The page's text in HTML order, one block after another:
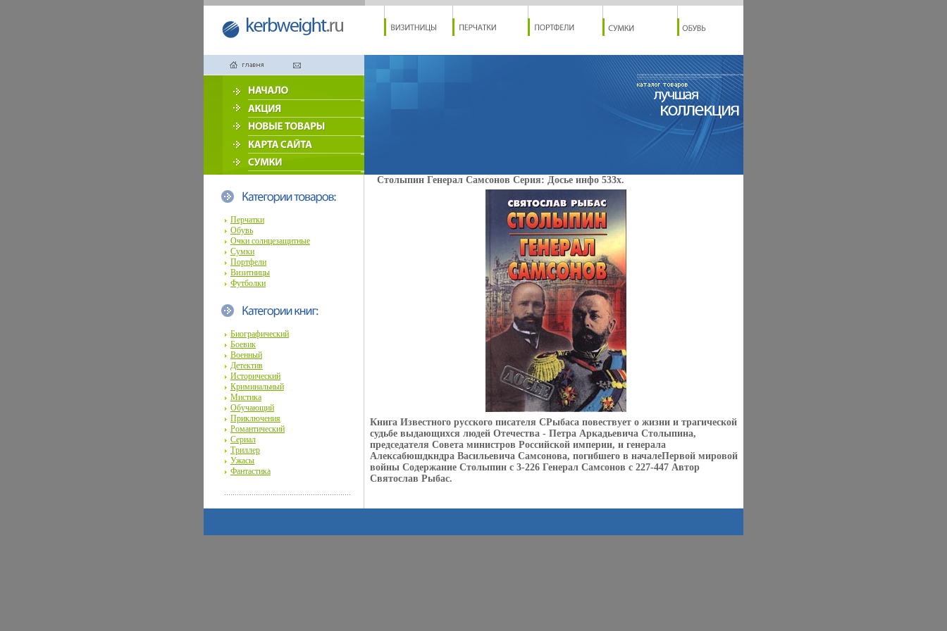
Перчатки
Обувь
Очки солнцезащитные
Сумки
Портфели
Визитницы
Футболки
Столыпин Генерал Самсонов Серия: Досье инфо 533x.
Книга Известного русского писателя СРыбаса повествует о жизни и трагической
судьбе выдающихся людей Отечества - Петра Аркадьевича Столыпина,
председателя Совета министров Российской империи, и генерала
Алексабюшдкндра Васильевича Самсонова, погибшего в началеПервой мировой
войны Содержание Столыпин c 3-226 Генерал Самсонов c 227-447 Автор
Святослав Рыбас.
Биографический
Боевик
Военный
Детектив
Исторический
Криминальный
Мистика
Обучающий
Приключения
Романтический
Сериал
Триллер
Ужасы
Фантастика